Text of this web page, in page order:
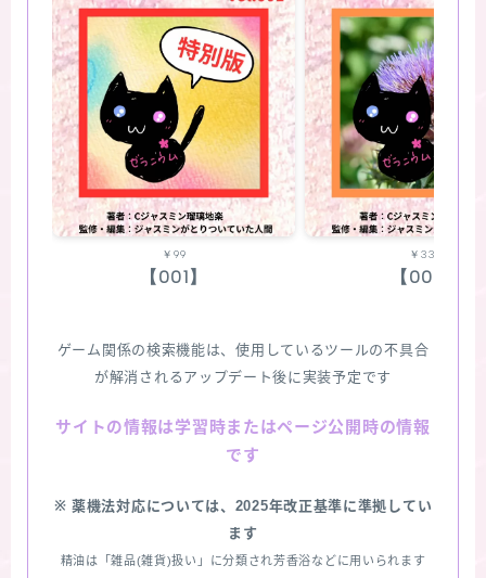
￥99
【001】
￥330
【002】
ゲーム関係の検索機能は、使用しているツールの不具合
が解消されるアップデート後に実装予定です
サイトの情報は学習時またはページ公開時の情報
です
※ 薬機法対応については、2025年改正基準に準拠してい
ます
精油は「雑品(雑貨)扱い」に分類され芳香浴などに用いられます